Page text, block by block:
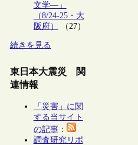
文学―」
（8/24-25・大
阪府）
（27）
続きを見る
東日本大震災 関
連情報
「災害」に関
する当サイト
の記事：
調査研究リポ